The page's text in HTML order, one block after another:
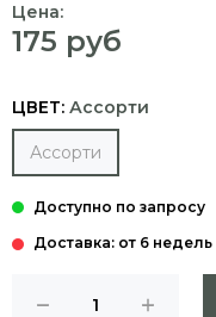
Цена:
175 руб
ЦВЕТ: Ассорти
Ассорти
Доставка: от 6 недель